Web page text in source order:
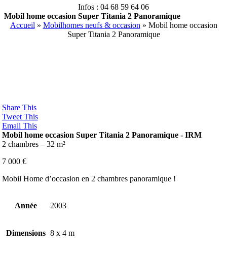
Infos : 04 68 59 64 06
Mobil home occasion Super Titania 2 Panoramique
Accueil » Mobilhomes neufs & occasion » Mobil home occasion
Super Titania 2 Panoramique
Share This
Tweet This
Email This
Mobil home occasion Super Titania 2 Panoramique - IRM
2 chambres – 32 m²
7 000 €
Mobil Home d’occasion en 2 chambres panoramique !
Année 2003
Dimensions 8 x 4 m